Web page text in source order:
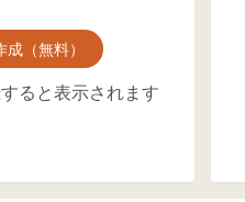
（無料）
ると表示されます